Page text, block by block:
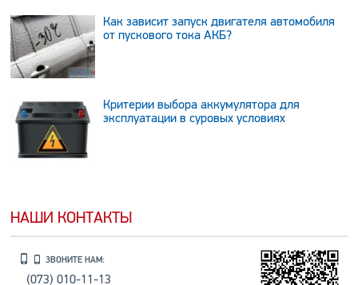
Как зависит запуск двигателя автомобиля
от пускового тока АКБ?
Критерии выбора аккумулятора для
эксплуатации в суровых условиях
НАШИ КОНТАКТЫ
ЗВОНИТЕ НАМ:
(073) 010-11-13